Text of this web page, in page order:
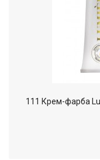
111 Крем-фарба